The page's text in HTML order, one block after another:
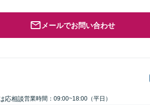
メールでお問い合わせ
応相談営業時間：09:00~18:00（平日）